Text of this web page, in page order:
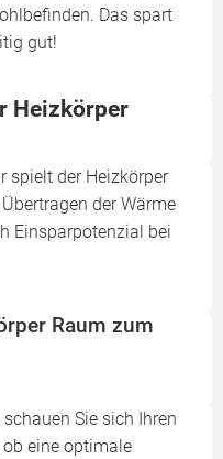
Das spart
gut!
Heizkörper
spielt der Heizkörper
der Wärme
Einsparpotenzial bei
Raum zum
Sie sich Ihren
ob eine optimale